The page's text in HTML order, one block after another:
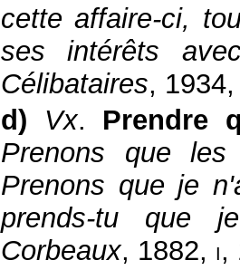
cette affaire-ci,
ses intérêts
Célibataires, 1934
d)
Vx.
Prendre
Prenons que
Prenons que je
prends-tu que
Corbeaux, 1882, i,